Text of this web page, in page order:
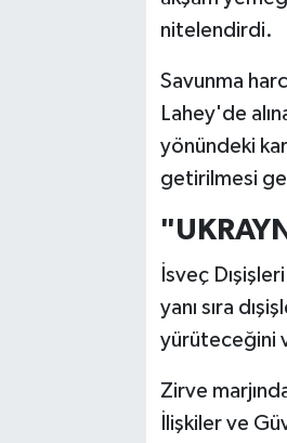
nitelendirdi.
Savunma
Lahey'de
yönündeki
getirilmesi
İsveç
yanı sıra
yürüteceğini
Zirve
İlişkiler ve